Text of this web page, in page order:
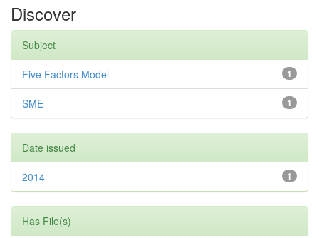
Discover
Subject
1
Five Factors Model
1
SME
Date issued
1
2014
Has File(s)